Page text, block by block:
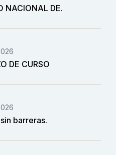
NACIONAL DE.
DE CURSO
barreras.